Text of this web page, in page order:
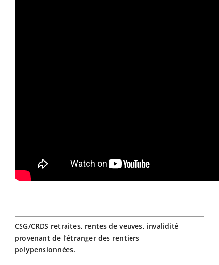
CSG/CRDS retraites, rentes de veuves, invalidité
provenant de l’étranger des rentiers
polypensionnées.